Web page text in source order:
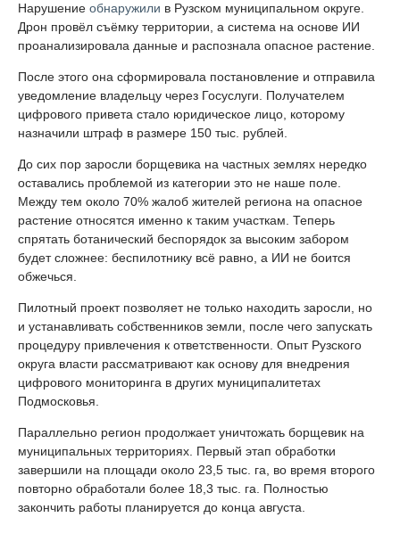
Нарушение обнаружили в Рузском муниципальном округе.
Дрон провёл съёмку территории, а система на основе ИИ
проанализировала данные и распознала опасное растение.
После этого она сформировала постановление и отправила
уведомление владельцу через Госуслуги. Получателем
цифрового привета стало юридическое лицо, которому
назначили штраф в размере 150 тыс. рублей.
До сих пор заросли борщевика на частных землях нередко
оставались проблемой из категории это не наше поле.
Между тем около 70% жалоб жителей региона на опасное
растение относятся именно к таким участкам. Теперь
спрятать ботанический беспорядок за высоким забором
будет сложнее: беспилотнику всё равно, а ИИ не боится
обжечься.
Пилотный проект позволяет не только находить заросли, но
и устанавливать собственников земли, после чего запускать
процедуру привлечения к ответственности. Опыт Рузского
округа власти рассматривают как основу для внедрения
цифрового мониторинга в других муниципалитетах
Подмосковья.
Параллельно регион продолжает уничтожать борщевик на
муниципальных территориях. Первый этап обработки
завершили на площади около 23,5 тыс. га, во время второго
повторно обработали более 18,3 тыс. га. Полностью
закончить работы планируется до конца августа.